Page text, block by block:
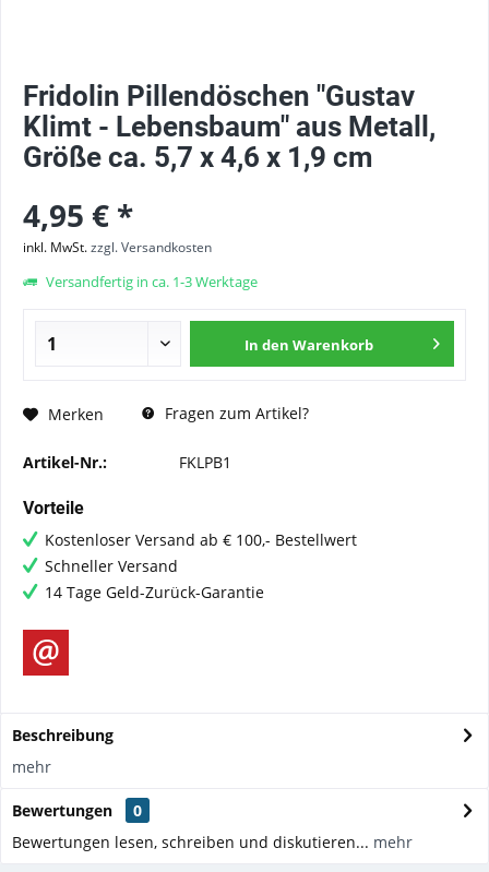
Fridolin Pillendöschen "Gustav
Klimt - Lebensbaum" aus Metall,
Größe ca. 5,7 x 4,6 x 1,9 cm
4,95 € *
inkl. MwSt.zzgl. Versandkosten
Versandfertig in ca. 1-3 Werktage
In den Warenkorb
Merken Fragen zum Artikel?
Artikel-Nr.: FKLPB1
Vorteile
Kostenloser Versand ab € 100,- Bestellwert
Schneller Versand
14 Tage Geld-Zurück-Garantie
Beschreibung
mehr
Bewertungen
0
Bewertungen lesen, schreiben und diskutieren... mehr